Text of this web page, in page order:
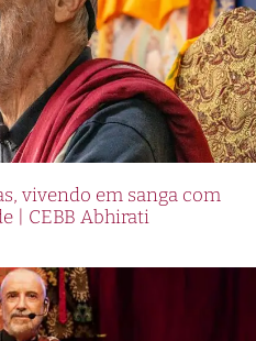
vivendo em sanga com
| CEBB Abhirati